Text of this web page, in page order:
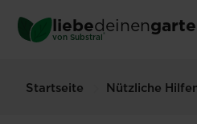
main
liebedeinen
von Substral ®
Startseite Nützliche